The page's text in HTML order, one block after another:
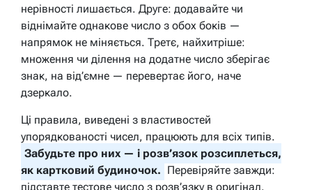
нерівності лишається. Друге: додавайте чи
віднімайте однакове число з обох боків —
напрямок не міняється. Третє, найхитріше:
множення чи ділення на додатне число зберігає
знак, на від’ємне — перевертає його, наче
дзеркало.
Ці правила, виведені з властивостей
упорядкованості чисел, працюють для всіх типів.
Забудьте про них — і розв’язок розсиплеться,
як картковий будиночок. Перевіряйте завжди:
підставте тестове число з розв’язку в оригінал.